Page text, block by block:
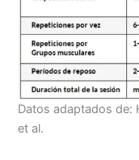
Datos adaptados de:
et al.